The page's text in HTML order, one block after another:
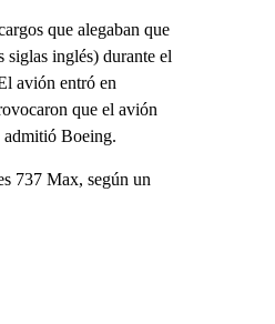
que alegaban que
inglés) durante el
avión entró en
que el avión
admitió Boeing.
737 Max, según un